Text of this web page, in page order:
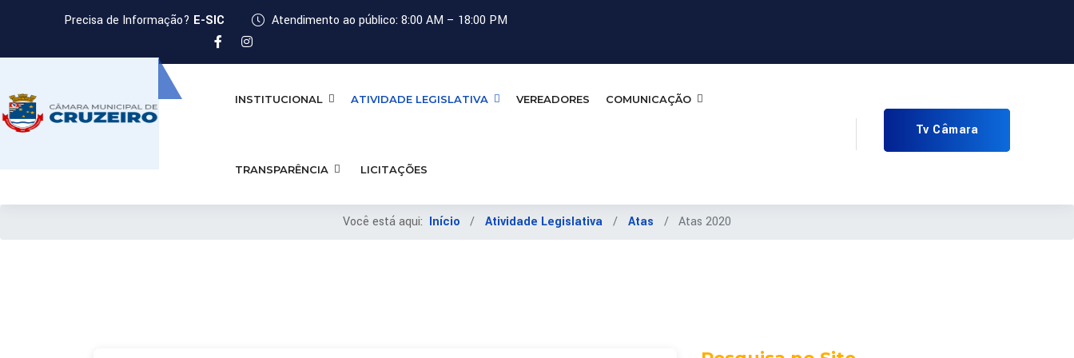
Precisa de Informação? E-SIC Atendimento ao público: 8:00 AM – 18:00 PM
INSTITUCIONAL ATIVIDADE LEGISLATIVA VEREADORES COMUNICAÇÃO
TRANSPARÊNCIA LICITAÇÕES
Tv Câmara
Você está aqui: Início Atividade Legislativa Atas Atas 2020